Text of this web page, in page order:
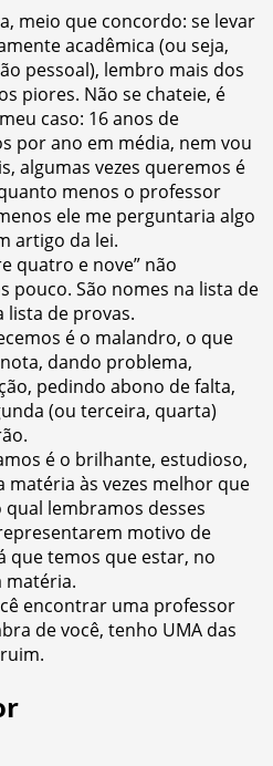
meio que concordo: se levar
acadêmica (ou seja,
pessoal), lembro mais dos
piores. Não se chateie, é
caso: 16 anos de
por ano em média, nem vou
algumas vezes queremos é
menos o professor
ele me perguntaria algo
artigo da lei.
quatro e nove” não
pouco. São nomes na lista de
lista de provas.
é o malandro, o que
dando problema,
pedindo abono de falta,
(ou terceira, quarta)
é o brilhante, estudioso,
matéria às vezes melhor que
lembramos desses
motivo de
que temos que estar, no
matéria.
encontrar uma professor
de você, tenho UMA das